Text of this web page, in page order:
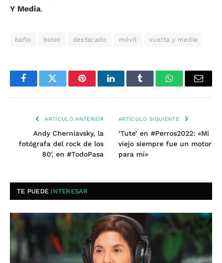
Y Media.
baño bidet destacado móvil vuelta y media
FacebookTwitter PinterestLinkedInTumblr WhatsAppEmail
ARTÍCULO ANTERIOR
Andy Cherniavsky, la
fotógrafa del rock de los
80′, en #TodoPasa
ARTÍCULO SIGUIENTE
‘Tute’ en #Perros2022: «Mi
viejo siempre fue un motor
para mí»
TE PUEDE INTERESAR